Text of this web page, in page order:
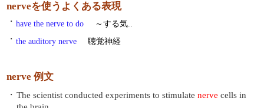
nerveを使うよくある表現
・ have the nerve to do
～する気..
・ the auditory nerve 聴覚神経
nerve 例文
・ The scientist conducted experiments to stimulate nerve cells in